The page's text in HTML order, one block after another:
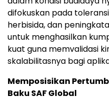
difokuskan pada
herbisida, dan
untuk menghasilkan
kuat guna memvalidasi
skalabilitasnya bagi
Memposisikan
Baku SAF Global